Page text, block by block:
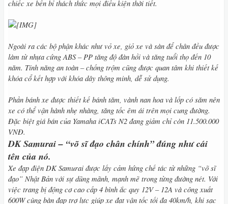
chiếc xe bền bỉ thách thức mọi điều kiện thời tiết.
Ngoài ra các bộ phận khác như vỏ xe, giỏ xe và sàn để chân đều được
làm từ nhựa cứng ABS – PP tăng độ đàn hồi và tăng tuổi thọ đến 10
năm. Tính năng an toàn – chống trộm cũng được quan tâm khi thiết kế
khóa cổ kết hợp với khóa dây thông minh, dễ sử dụng.
Phần bánh xe được thiết kế bánh tăm, vành nan hoa và lốp có săm nên
xe có thể vận hành nhẹ nhàng, tăng tốc êm ái trên mọi cung đường.
Đặc biệt giá bán của Yamaha iCATs N2 đang giảm chỉ còn 11.500.000
VNĐ.
DK Samurai – “võ sĩ đạo chân chính” đúng như cái
tên của nó.
Xe đạp điện DK Samurai được lấy cảm hứng chế tác từ những “võ sĩ
đạo” Nhật Bản với sự dũng mãnh, mạnh mẽ trong từng đường nét. Với
việc trang bị động cơ cao cấp 4 bình ắc quy 12V – 12A và công xuất
600W cùng bàn đạp trợ lực giúp xe đạt vận tốc tối đa 40km/h, khi sạc